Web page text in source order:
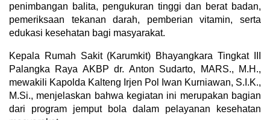
penimbangan balita, pengukuran tinggi dan berat badan,
pemeriksaan tekanan darah, pemberian vitamin, serta
edukasi kesehatan bagi masyarakat.
Kepala Rumah Sakit (Karumkit) Bhayangkara Tingkat III
Palangka Raya AKBP dr. Anton Sudarto, MARS., M.H.,
mewakili Kapolda Kalteng Irjen Pol Iwan Kurniawan, S.I.K.,
M.Si., menjelaskan bahwa kegiatan ini merupakan bagian
dari program jemput bola dalam pelayanan kesehatan